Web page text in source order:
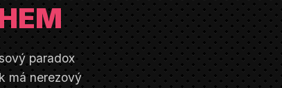
paradox
má nerezový